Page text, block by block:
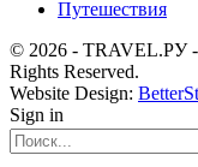
Путешествия
© 2026 - TRAVEL.РУ -
Rights Reserved.
Website Design:
Sign in